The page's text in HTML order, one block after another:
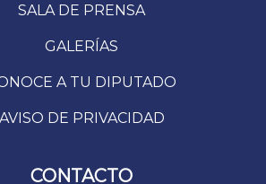
SALA DE PRENSA
GALERÍAS
A TU DIPUTADO
AVISO DE PRIVACIDAD
CONTACTO